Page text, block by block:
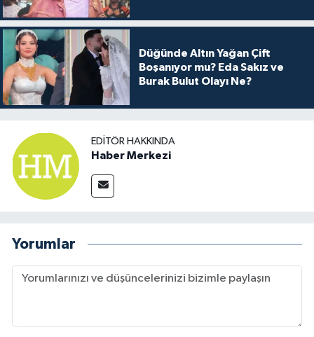
Düğünde Altın Yağan Çift
Boşanıyor mu? Eda Sakız ve
Burak Bulut Olayı Ne?
EDITÖR HAKKINDA
Haber Merkezi
Yorumlar